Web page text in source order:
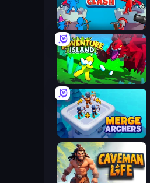
Kings Clash
Adventure Island 2D
Merge Archers